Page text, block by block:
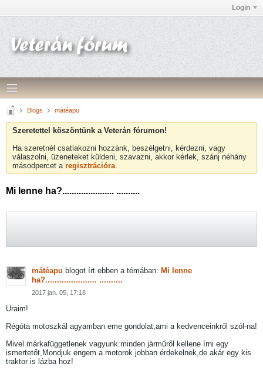
Login
Blogs mátéapu
Szeretettel köszöntünk a Veterán fórumon!
Ha szeretnél csatlakozni hozzánk, beszélgetni, kérdezni, vagy
válaszolni, üzeneteket küldeni, szavazni, akkor kérlek, szánj néhány
másodpercet a regisztrációra.
Mi lenne ha?...................... ..........
mátéapu blogot írt ebben a témában: Mi lenne
ha?...................... ..........
2017 jan. 05, 17:18
Uraim!
Régóta motoszkál agyamban eme gondolat,ami a kedvenceinkről szól-na!
Mivel márkafüggetlenek vagyunk:minden járműről kellene írni egy
ismertetőt,Mondjuk engem a motorok jobban érdekelnek,de akár egy kis
traktor is lázba hoz!